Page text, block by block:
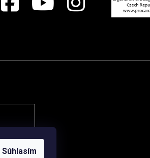
Súhlasím